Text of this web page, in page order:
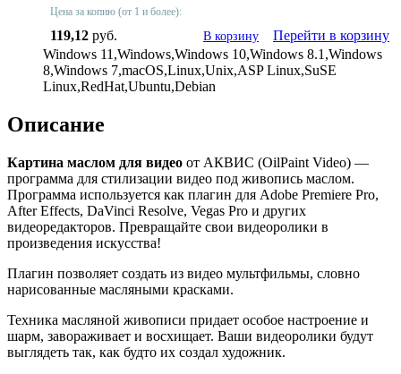
Цена за копию (от 1 и более):
119,12 руб. В корзину
Перейти в корзину
Windows 11,Windows,Windows 10,Windows 8.1,Windows
8,Windows 7,macOS,Linux,Unix,ASP Linux,SuSE
Linux,RedHat,Ubuntu,Debian
Описание
Картина маслом для видео от АКВИС (OilPaint Video) —
программа для стилизации видео под живопись маслом.
Программа используется как плагин для Adobe Premiere Pro,
After Effects, DaVinci Resolve, Vegas Pro и других
видеоредакторов. Превращайте свои видеоролики в
произведения искусства!
Плагин позволяет создать из видео мультфильмы, словно
нарисованные масляными красками.
Техника масляной живописи придает особое настроение и
шарм, завораживает и восхищает. Ваши видеоролики будут
выглядеть так, как будто их создал художник.